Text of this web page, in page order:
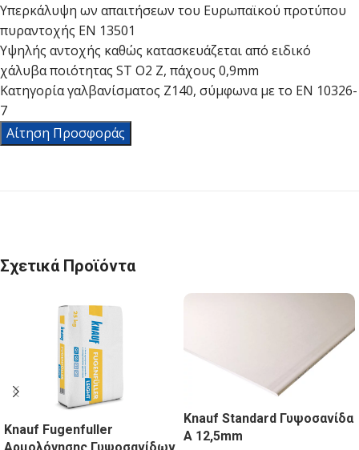
Υπερκάλυψη ων απαιτήσεων του Ευρωπαϊκού προτύπου
πυραντοχής EN 13501
Υψηλής αντοχής καθώς κατασκευάζεται από ειδικό
χάλυβα ποιότητας ST O2 Z, πάχους 0,9mm
Κατηγορία γαλβανίσματος Ζ140, σύμφωνα με το EN 10326-
7
Αίτηση Προσφοράς
Σχετικά Προϊόντα
Knauf Fugenfuller
Knauf Standard Γυψοσανίδα
Α 12,5mm